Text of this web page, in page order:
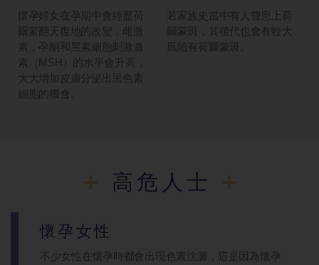
懷孕婦女在孕期中會經歷荷
爾蒙翻天復地的改變，雌激
素，孕酮和黑素細胞刺激激
素（MSH）的水平會升高，
大大增加皮膚分泌出黑色素
細胞的機會。
若家族史當中有人曾患上荷
爾蒙斑，其後代也會有較大
風險有荷爾蒙斑。
高危人士
懷孕女性
不少女性在懷孕時都會出現色素沈澱，這是因為懷孕